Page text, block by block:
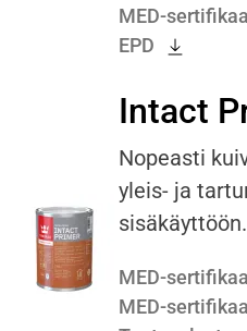
MED-
EPD
Intact
Nopeasti
yleis- ja
sisäkäyttöön.
MED-
MED-